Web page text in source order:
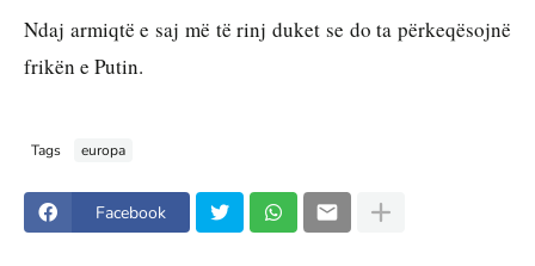
Ndaj armiqtë e saj më të rinj duket se do ta përkeqësojnë
frikën e Putin.
Tags europa
Facebook